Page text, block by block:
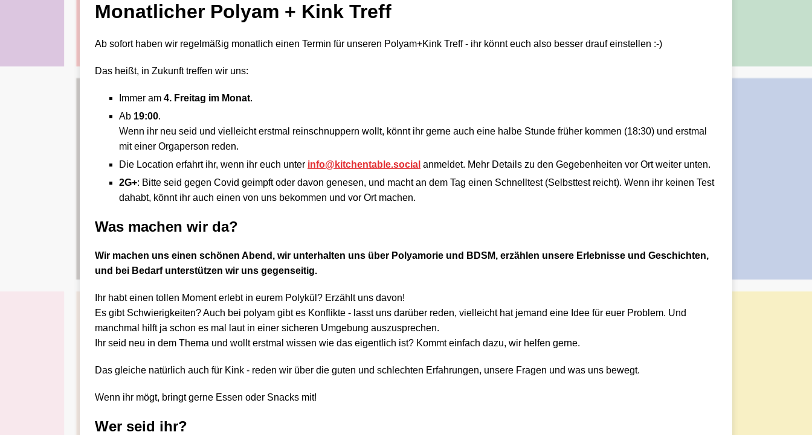
Monatlicher Polyam + Kink Treff
Ab sofort haben wir regelmäßig monatlich einen Termin für unseren Polyam+Kink Treff - ihr könnt euch also besser drauf einstellen :-)
Das heißt, in Zukunft treffen wir uns:
Immer am 4. Freitag im Monat.
Ab 19:00.
Wenn ihr neu seid und vielleicht erstmal reinschnuppern wollt, könnt ihr gerne auch eine halbe Stunde früher kommen (18:30) und erstmal
mit einer Orgaperson reden.
Die Location erfahrt ihr, wenn ihr euch unter info@kitchentable.social anmeldet. Mehr Details zu den Gegebenheiten vor Ort weiter unten.
2G+: Bitte seid gegen Covid geimpft oder davon genesen, und macht an dem Tag einen Schnelltest (Selbsttest reicht). Wenn ihr keinen Test
dahabt, könnt ihr auch einen von uns bekommen und vor Ort machen.
Was machen wir da?
Wir machen uns einen schönen Abend, wir unterhalten uns über Polyamorie und BDSM, erzählen unsere Erlebnisse und Geschichten,
und bei Bedarf unterstützen wir uns gegenseitig.
Ihr habt einen tollen Moment erlebt in eurem Polykül? Erzählt uns davon!
Es gibt Schwierigkeiten? Auch bei polyam gibt es Konflikte - lasst uns darüber reden, vielleicht hat jemand eine Idee für euer Problem. Und
manchmal hilft ja schon es mal laut in einer sicheren Umgebung auszusprechen.
Ihr seid neu in dem Thema und wollt erstmal wissen wie das eigentlich ist? Kommt einfach dazu, wir helfen gerne.
Das gleiche natürlich auch für Kink - reden wir über die guten und schlechten Erfahrungen, unsere Fragen und was uns bewegt.
Wenn ihr mögt, bringt gerne Essen oder Snacks mit!
Wer seid ihr?